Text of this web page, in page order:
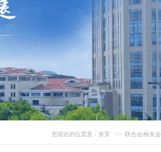
您现在的位置是： 首页 >> 联合会|校友会